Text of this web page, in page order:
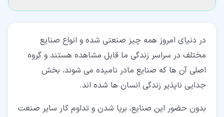
۲‏- تفاوت های صنایع پایه و صنایع غیر پایه
۳‏- دلیل استفاده از اصطلاح صنایع مادر
۴‏- اهمیت صنایع پایه
۵‏- میزان ایجاد اشتغال در صنایع مادر
در دنیای امروز همه چیز صنعتی شده و انواع صنایع
مختلف در سراسر زندگی ما قابل مشاهده هستند و گروه
اصلی آن ها که صنایع مادر نامیده می شوند، بخش
جدایی ناپذیر زندگی انسان ها شده اند.
بدون حضور این صنایع، برپا شدن و تداوم کار سایر صنعت